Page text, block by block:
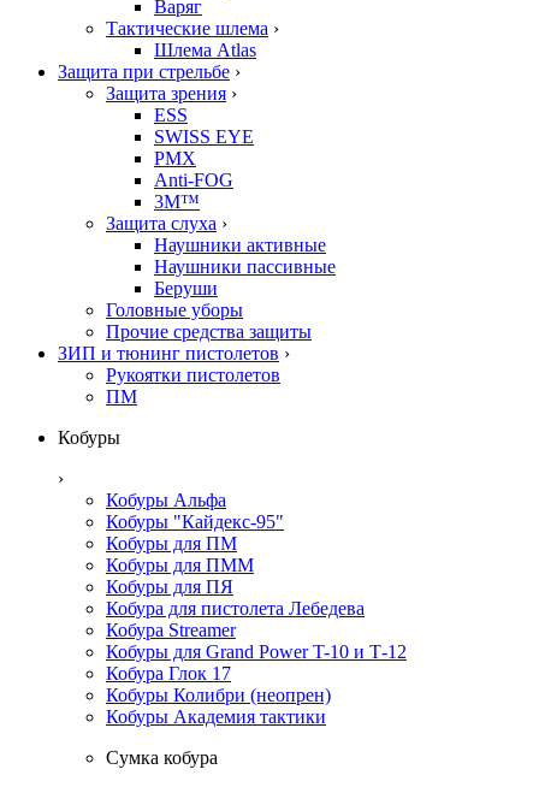
Варяг
Тактические шлема ›
Шлема Atlas
Защита при стрельбе ›
Защита зрения ›
ESS
SWISS EYE
PMX
Anti-FOG
3M™
Защита слуха ›
Наушники активные
Наушники пассивные
Беруши
Головные уборы
Прочие средства защиты
ЗИП и тюнинг пистолетов ›
Рукоятки пистолетов
ПМ
Кобуры
›
Кобуры Альфа
Кобуры "Кайдекс-95"
Кобуры для ПМ
Кобуры для ПММ
Кобуры для ПЯ
Кобура для пистолета Лебедева
Кобура Streamer
Кобуры для Grand Power T-10 и Т-12
Кобура Глок 17
Кобуры Колибри (неопрен)
Кобуры Академия тактики
Сумка кобура